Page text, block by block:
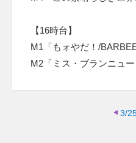
【16時台】
M1「もォやだ！/
M2「ミス・ブランニュ
3/